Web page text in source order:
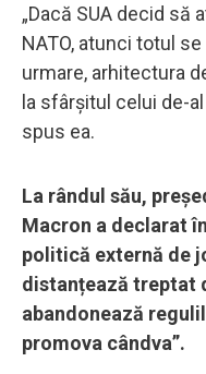
„Dacă SUA decid să
NATO, atunci totul
urmare, arhitectura
la sfârșitul celui de-al
spus ea.
La rândul său,
Macron a declarat
politică externă de
distanțează treptat
abandonează
promova cândva”.